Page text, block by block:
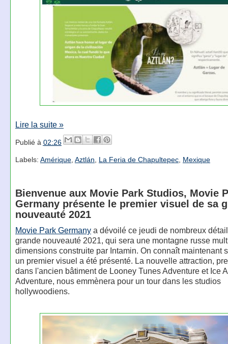
Lire la suite »
Publié à 02:26
Labels: Amérique, Aztlán La Feria de Chapultepec, Mexique
Bienvenue aux Movie Park Studios, Movie
Germany présente le premier visuel de sa
nouveauté 2021
Movie Park Germanya dévoilé ce jeudi de nombreux
grande nouveauté 2021, qui sera une montagne russe
dimensions construite par Intamin. On connaît maintenant
un premier visuel a été présenté. La nouvelle attraction,
dans l'ancien bâtiment de Looney Tunes Adventure et Ice
Adventure, nous emmènera pour un tour dans les studios
hollywoodiens.